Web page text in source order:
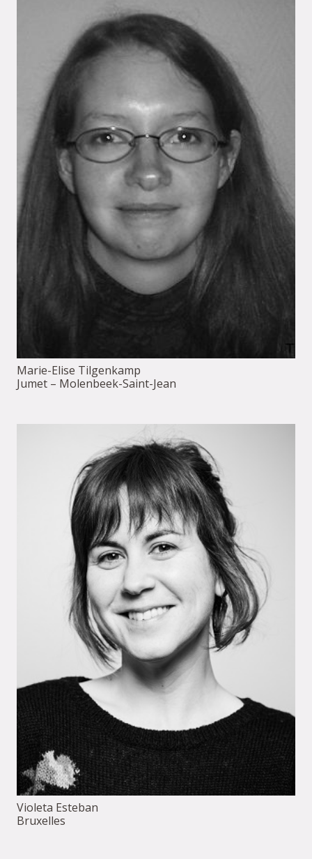
Marie-Elise Tilgenkamp
Jumet – Molenbeek-Saint-Jean
Violeta Esteban
Bruxelles